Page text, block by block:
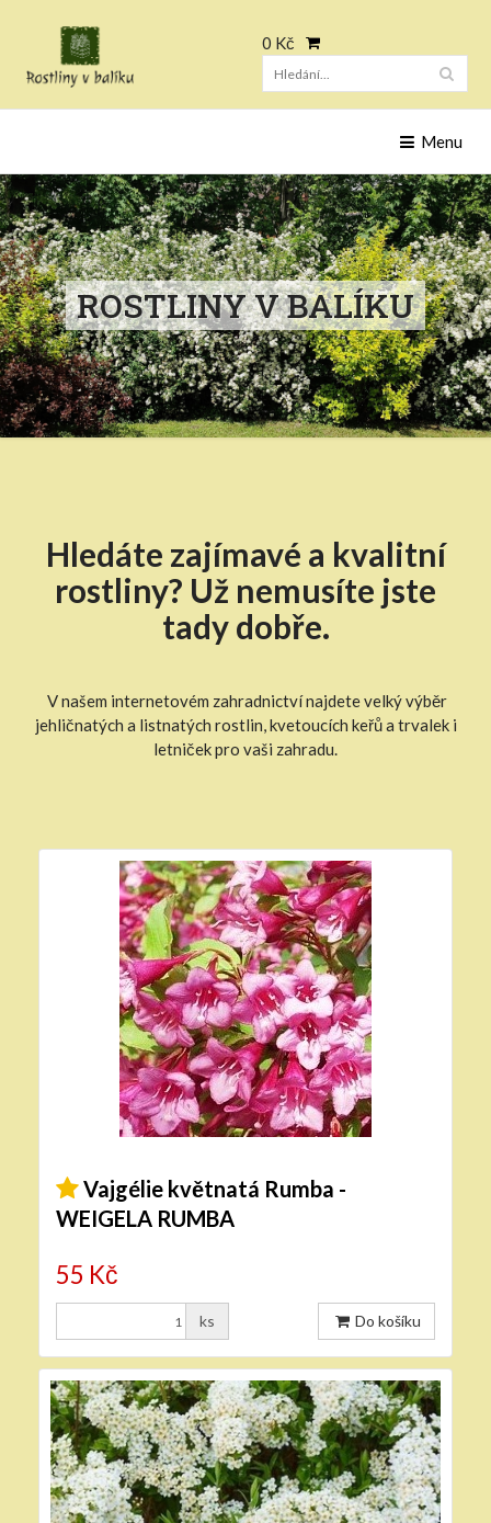
0 Kč
Menu
ROSTLINY V BALÍKU
Hledáte zajímavé a kvalitní
rostliny? Už nemusíte jste
tady dobře.
V našem internetovém zahradnictví najdete velký výběr
jehličnatých a listnatých rostlin, kvetoucích keřů a trvalek i
letniček pro vaši zahradu.
Vajgélie květnatá Rumba -
WEIGELA RUMBA
55 Kč
ks Do košíku